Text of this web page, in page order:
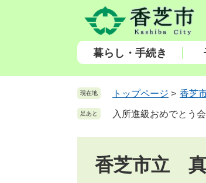
頭
飛
暮らし・手続き
現在地 トップページ > 香芝
足あと 入所進級おめでとう会
香芝市立